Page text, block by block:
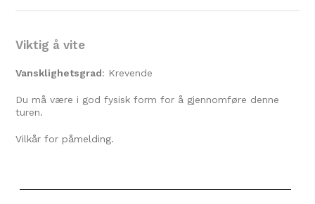
Viktig å vite
Vansklighetsgrad: Krevende
Du må være i god fysisk form for å gjennomføre denne
turen.
Vilkår for påmelding.